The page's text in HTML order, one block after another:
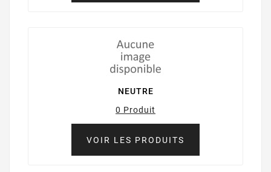
NEUTRE
0 Produit
VOIR LES PRODUITS